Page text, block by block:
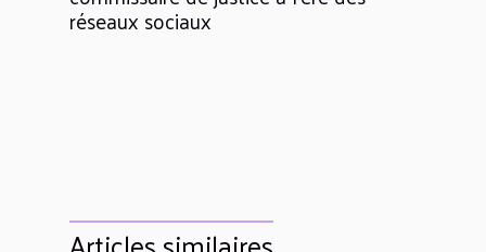
réseaux sociaux